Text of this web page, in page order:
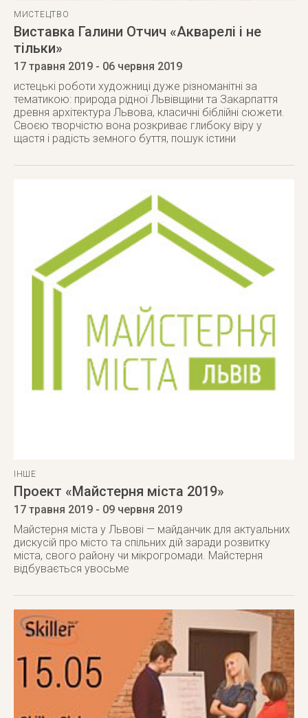
МИСТЕЦТВО
Виставка Галини Отчич «Акварелі і не
тільки»
17 травня 2019 - 06 червня 2019
истецькі роботи художниці дуже різноманітні за
тематикою: природа рідної Львівщини та Закарпаття
древня архітектура Львова, класичні біблійні сюжети.
Своєю творчістю вона розкриває глибоку віру у
щастя і радість земного буття, пошук істини
ІНШЕ
Проект «Майстерня міста 2019»
17 травня 2019 - 09 червня 2019
Майстерня міста у Львові — майданчик для актуальних
дискусій про місто та спільних дій заради розвитку
міста, свого району чи мікрогромади. Майстерня
відбувається увосьме